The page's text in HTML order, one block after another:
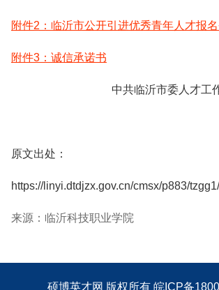
附件2：临沂市公开引进优秀青年人才报
附件3：诚信承诺书
中共临沂市委人才工
原文出处：
https://linyi.dtdjzx.gov.cn/cmsx/p883/
来源：临沂科技职业学院
硕博英才网 版权所有 皖ICP备